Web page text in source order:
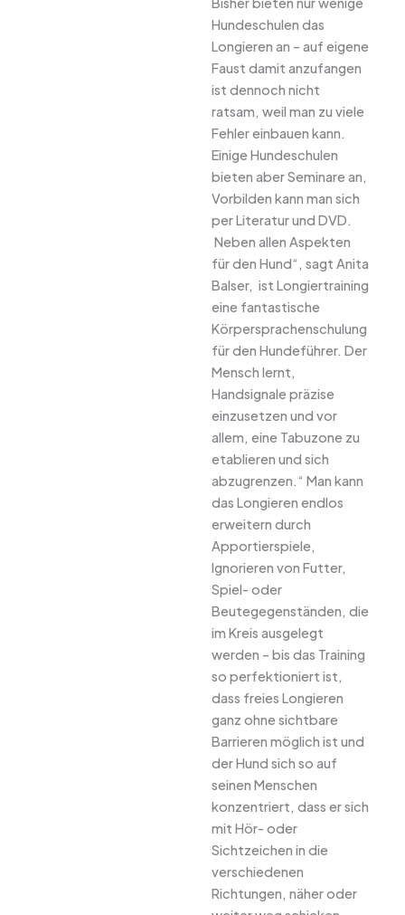
Hundeschulen das
Longieren an – auf eigene
Faust damit anzufangen
ist dennoch nicht
ratsam, weil man zu viele
Fehler einbauen kann.
Einige Hundeschulen
bieten aber Seminare an,
Vorbilden kann man sich
per Literatur und DVD.
 Neben allen Aspekten
für den Hund“, sagt Anita
Balser,  ist Longiertraining
eine fantastische
Körpersprachenschulung
für den Hundeführer. Der
Mensch lernt,
Handsignale präzise
einzusetzen und vor
allem, eine Tabuzone zu
etablieren und sich
abzugrenzen.“ Man kann
das Longieren endlos
erweitern durch
Apportierspiele,
Ignorieren von Futter,
Spiel- oder
Beutegegenständen, die
im Kreis ausgelegt
werden – bis das Training
so perfektioniert ist,
dass freies Longieren
ganz ohne sichtbare
Barrieren möglich ist und
der Hund sich so auf
seinen Menschen
konzentriert, dass er sich
mit Hör- oder
Sichtzeichen in die
verschiedenen
Richtungen, näher oder